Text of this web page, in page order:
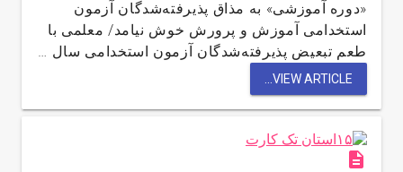
«دوره‌ آموزشی» به مذاق پذیرفته‌شدگان آزمون
استخدامی آموزش و پرورش خوش نیامد/ معلمی با
طعم تبعیض پذیرفته‌شدگان آزمون استخدامی سال …
VIEW ARTICLE...
description